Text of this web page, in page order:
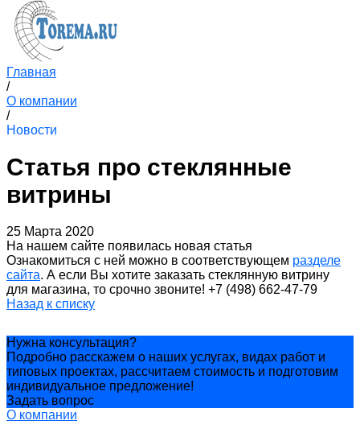
Главная
/
О компании
/
Новости
Статья про стеклянные
витрины
25 Марта 2020
На нашем сайте появилась новая статья
Ознакомиться с ней можно в соответствующем разделе
сайта. А если Вы хотите заказать стеклянную витрину
для магазина, то срочно звоните! +7 (498) 662-47-79
Назад к списку
Нужна консультация?
Подробно расскажем о наших услугах, видах работ и
типовых проектах, рассчитаем стоимость и подготовим
индивидуальное предложение!
Задать вопрос
О компании